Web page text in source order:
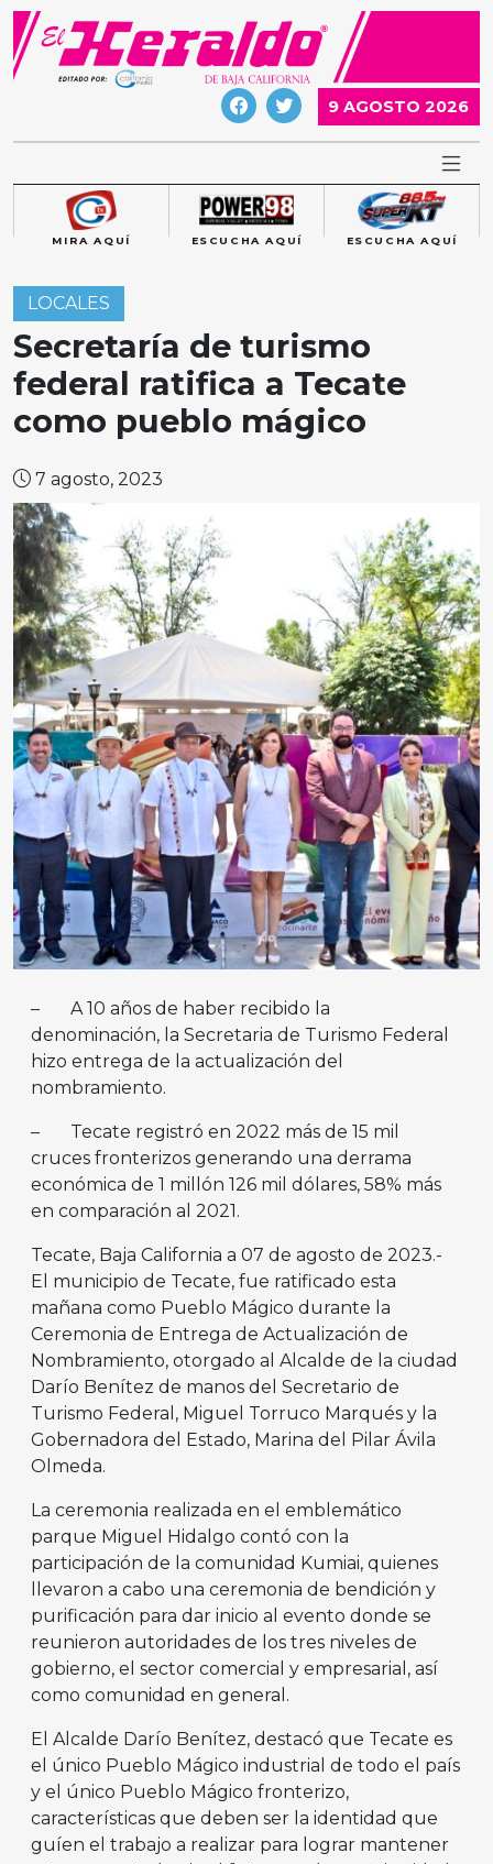
Skip
content
9 AGOSTO 2026
MIRA AQUÍ ESCUCHA AQUÍ ESCUCHA AQUÍ
LOCALES
Secretaría de turismo
federal ratifica a Tecate
como pueblo mágico
7 agosto, 2023
– A 10 años de haber recibido la
denominación, la Secretaria de Turismo Federal
hizo entrega de la actualización del
nombramiento.
– Tecate registró en 2022 más de 15 mil
cruces fronterizos generando una derrama
económica de 1 millón 126 mil dólares, 58% más
en comparación al 2021.
Tecate, Baja California a 07 de agosto de 2023.-
El municipio de Tecate, fue ratificado esta
mañana como Pueblo Mágico durante la
Ceremonia de Entrega de Actualización de
Nombramiento, otorgado al Alcalde de la ciudad
Darío Benítez de manos del Secretario de
Turismo Federal, Miguel Torruco Marqués y la
Gobernadora del Estado, Marina del Pilar Ávila
Olmeda.
La ceremonia realizada en el emblemático
parque Miguel Hidalgo contó con la
participación de la comunidad Kumiai, quienes
llevaron a cabo una ceremonia de bendición y
purificación para dar inicio al evento donde se
reunieron autoridades de los tres niveles de
gobierno, el sector comercial y empresarial, así
como comunidad en general.
El Alcalde Darío Benítez, destacó que Tecate es
el único Pueblo Mágico industrial de todo el país
y el único Pueblo Mágico fronterizo,
características que deben ser la identidad que
guíen el trabajo a realizar para lograr mantener